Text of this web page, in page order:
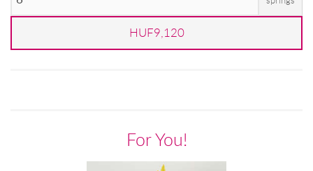
HUF9,120
For You!